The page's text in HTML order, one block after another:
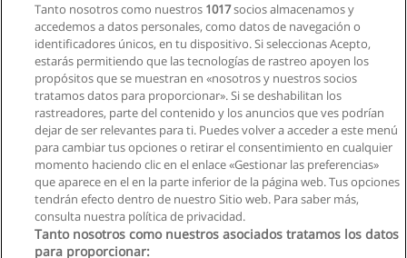
Tanto nosotros como nuestros 1017socios almacenamos y
accedemos a datos personales, como datos de navegación o
identificadores únicos, en tu dispositivo. Si seleccionas Acepto,
estarás permitiendo que las tecnologías de rastreo apoyen los
propósitos que se muestran en «nosotros y nuestros socios
tratamos datos para proporcionar». Si se deshabilitan los
rastreadores, parte del contenido y los anuncios que ves podrían
dejar de ser relevantes para ti. Puedes volver a acceder a este menú
para cambiar tus opciones o retirar el consentimiento en cualquier
momento haciendo clic en el enlace «Gestionar las preferencias»
que aparece en el en la parte inferior de la página web. Tus opciones
tendrán efecto dentro de nuestro Sitio web. Para saber más,
consulta nuestra política de privacidad.
Tanto nosotros como nuestros asociados tratamos los datos
para proporcionar: